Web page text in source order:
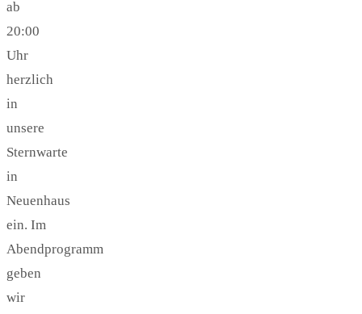
ab
20:00
Uhr
herzlich
in
unsere
Sternwarte
in
Neuenhaus
ein. Im
Abendprogramm
geben
wir